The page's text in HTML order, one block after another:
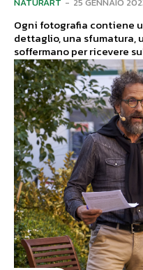
Ogni fotografia contiene
dettaglio, una sfumatura,
soffermano per ricevere